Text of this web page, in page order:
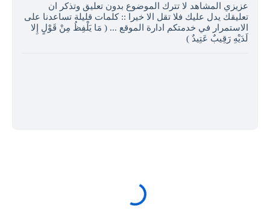
عزيزي المشاهد لا تترك الموضوع بدون تعليق وتذكر ان
تعليقك يدل عليك فلا تقل الا خيرا :: كلمات قليلة تساعدنا على
الاستمرار في خدمتكم ادارة الموقع ... ( مَا يَلْفِظُ مِنْ قَوْلٍ إِلا
لَدَيْهِ رَقِيبٌ عَتِيدٌ )